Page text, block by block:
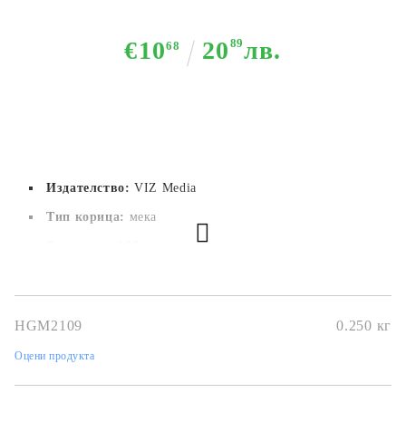
€1068 20 89лв.
Издателство:VIZ Media
Тип корица: мека
Дата на издаване:
Жанр:Comedy, School, Shounen
HGM2109 0.250 кг
Оцени продукта